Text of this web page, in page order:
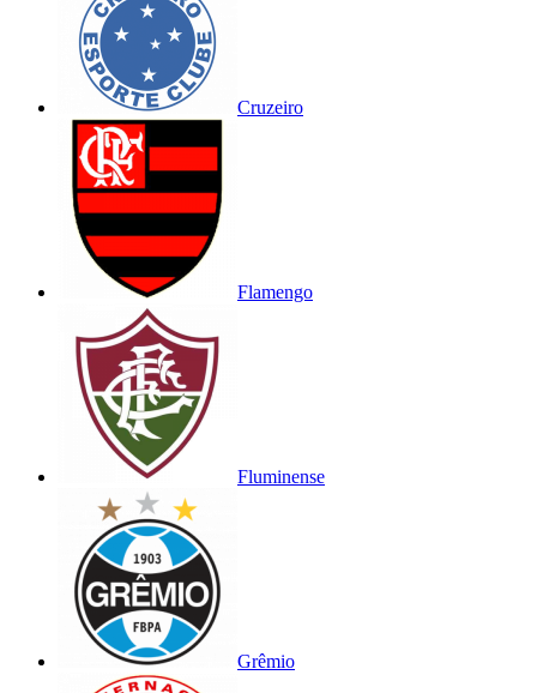
Cruzeiro
Flamengo
Fluminense
Grêmio